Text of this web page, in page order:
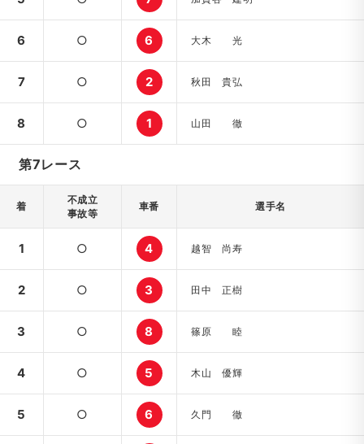
6 ○ 6 大木 光
7 ○ 2 秋田 貴弘
8 ○ 1 山田 徹
第7レース
着
不成立
事故等
車番 選手名
1 ○ 4 越智 尚寿
2 ○ 3 田中 正樹
3 ○ 8 篠原 睦
4 ○ 5 木山 優輝
5 ○ 6 久門 徹